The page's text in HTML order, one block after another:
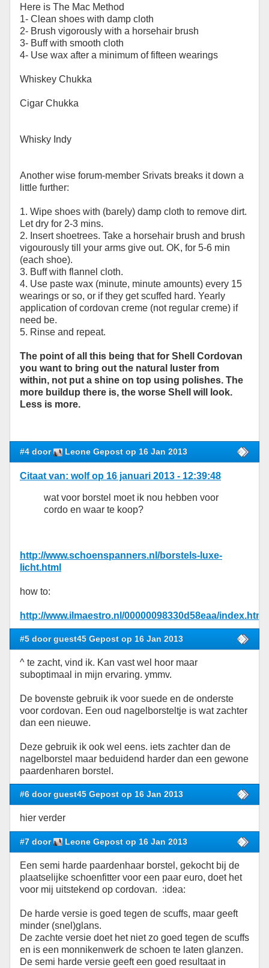
Here is The Mac Method
1- Clean shoes with damp cloth
2- Brush vigorously with a horsehair brush
3- Buff with smooth cloth
4- Use wax after a minimum of fifteen wearings
Whiskey Chukka
Cigar Chukka
Whisky Indy
Another wise forum-member Srivats breaks it down a
little further:
1. Wipe shoes with (barely) damp cloth to remove dirt.
Let dry for 2-3 mins.
2. Insert shoetrees. Take a horsehair brush and brush
vigourously till your arms give out. OK, for 5-6 min
(each shoe).
3. Buff with flannel cloth.
4. Use paste wax (minute, minute amounts) every 15
wearings or so, or if they get scuffed hard. Yearly
application of cordovan creme (not regular creme) if
need be.
5. Rinse and repeat.
The point of all this being that for Shell Cordovan
you want to bring out the natural luster from
within, not put a shine on top using polishes. The
more buildup there is, the worse Shell will look.
Less is more.
#4 door Leone Gepost op 16 Jan 2013
Citaat van: wolf op 16 januari 2013 - 12:39:48
wat voor borstel moet ik nou hebben voor
cordo en waar te koop?
http://www.schoenspanners.nl/borstels-luxe-
licht.html
how to:
http://www.ilmaestro.nl/00000098330d58eaa/index.html
#5 door guest45 Gepost op 16 Jan 2013
^ te zacht, vind ik. Kan vast wel hoor maar
suboptimaal in mijn ervaring. ymmv.
De bovenste gebruik ik voor suede en de onderste
voor cordovan. Een oud nagelborsteltje is wat zachter
dan een nieuwe.
Deze gebruik ik ook wel eens. iets zachter dan de
nagelborstel maar beduidend harder dan een gewone
paardenharen borstel.
#6 door guest45 Gepost op 16 Jan 2013
hier verder
#7 door Leone Gepost op 16 Jan 2013
Een semi harde paardenhaar borstel, gekocht bij de
plaatselijke schoenfitter voor een paar euro, doet het
voor mij uitstekend op cordovan. :idea:
De harde versie is goed tegen de scuffs, maar geeft
minder (snel)glans.
De zachte versie doet het niet zo goed tegen de scuffs
en is een monnikenwerk de schoen te laten glanzen.
De semi harde versie geeft een goed resultaat in